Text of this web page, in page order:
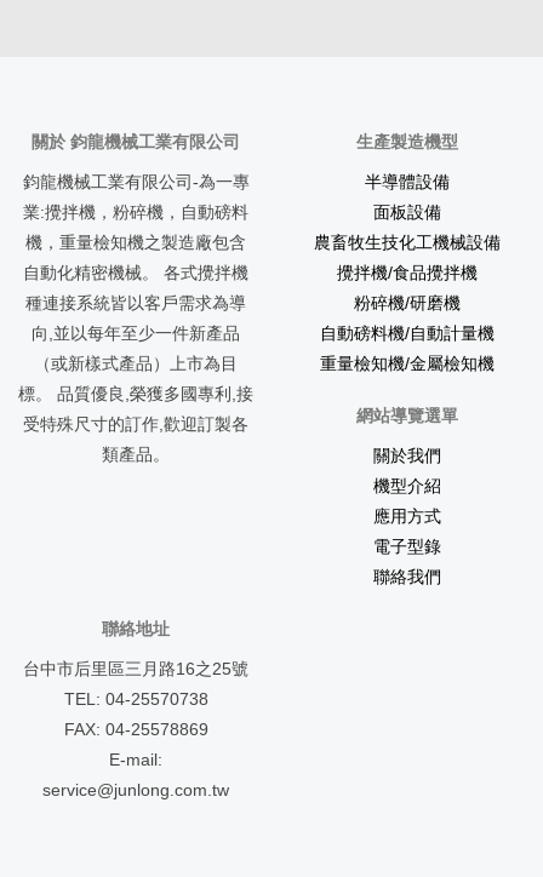
關於 鈞龍機械工業有限公司
鈞龍機械工業有限公司-為一專
業:攪拌機，粉碎機，自動磅料
機，重量檢知機之製造廠包含
自動化精密機械。 各式攪拌機
種連接系統皆以客戶需求為導
向,並以每年至少一件新產品
（或新樣式產品）上市為目
標。 品質優良,榮獲多國專利,接
受特殊尺寸的訂作,歡迎訂製各
類產品。
生產製造機型
半導體設備
面板設備
農畜牧生技化工機械設備
攪拌機/食品攪拌機
粉碎機/研磨機
自動磅料機/自動計量機
重量檢知機/金屬檢知機
網站導覽選單
關於我們
機型介紹
應用方式
電子型錄
聯絡我們
聯絡地址
台中市后里區三月路16之25號
TEL: 04-25570738
FAX: 04-25578869
E-mail:
service@junlong.com.tw